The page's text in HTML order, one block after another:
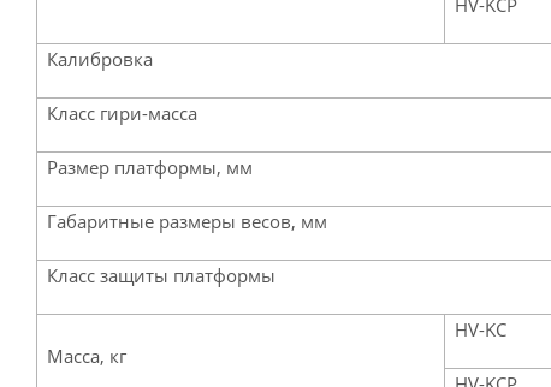
HV-KCP
Калибровка
Класс гири-масса
Размер платформы, мм
Габаритные размеры весов, мм
Класс защиты платформы
Масса, кг
HV-KC